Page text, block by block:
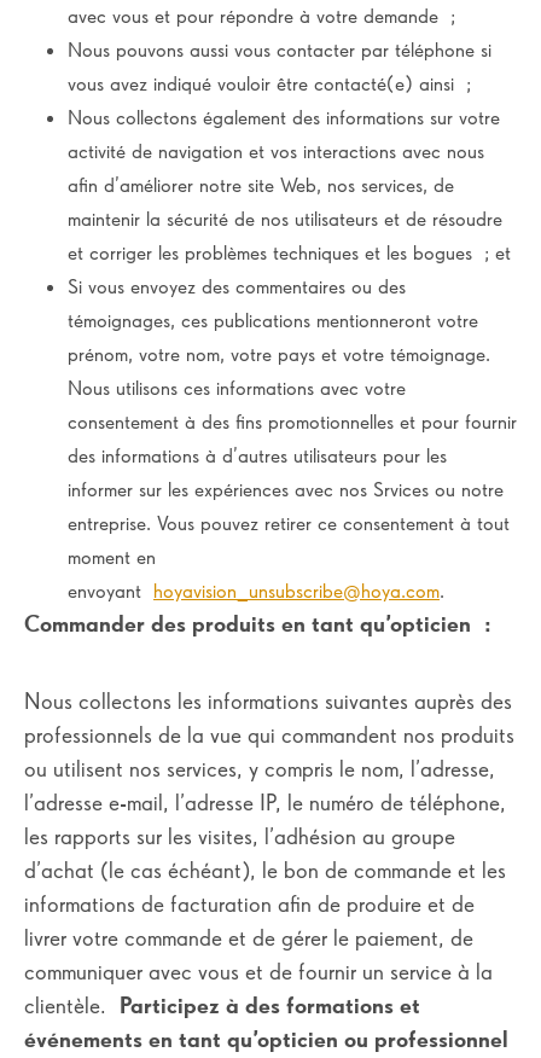
avec vous et pour répondre à votre demande ;
Nous pouvons aussi vous contacter par téléphone si
vous avez indiqué vouloir être contacté(e) ainsi ;
Nous collectons également des informations sur votre
activité de navigation et vos interactions avec nous
afin d’améliorer notre site Web, nos services, de
maintenir la sécurité de nos utilisateurs et de résoudre
et corriger les problèmes techniques et les bogues ; et
Si vous envoyez des commentaires ou des
témoignages, ces publications mentionneront votre
prénom, votre nom, votre pays et votre témoignage.
Nous utilisons ces informations avec votre
consentement à des fins promotionnelles et pour fournir
des informations à d’autres utilisateurs pour les
informer sur les expériences avec nos Srvices ou notre
entreprise. Vous pouvez retirer ce consentement à tout
moment en
envoyant hoyavision_unsubscribe@hoya.com.
Commander des produits en tant qu’opticien :
Nous collectons les informations suivantes auprès des
professionnels de la vue qui commandent nos produits
ou utilisent nos services, y compris le nom, l’adresse,
l’adresse e-mail, l’adresse IP, le numéro de téléphone,
les rapports sur les visites, l’adhésion au groupe
d’achat (le cas échéant), le bon de commande et les
informations de facturation afin de produire et de
livrer votre commande et de gérer le paiement, de
communiquer avec vous et de fournir un service à la
clientèle. Participez à des formations et
événements en tant qu’opticien ou professionnel